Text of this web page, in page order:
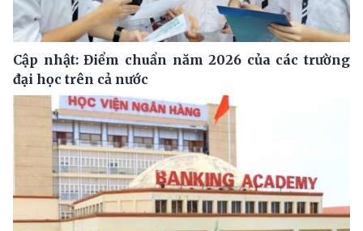
Cập nhật: Điểm chuẩn năm 2026 của các trường
đại học trên cả nước